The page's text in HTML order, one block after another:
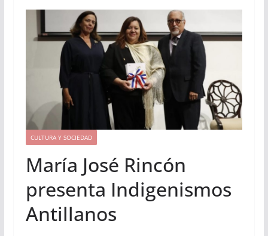
CULTURA Y SOCIEDAD
María José Rincón
presenta Indigenismos
Antillanos